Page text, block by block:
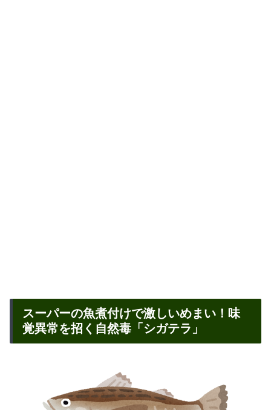
スーパーの魚煮付けで激しいめまい！味
覚異常を招く自然毒「シガテラ」